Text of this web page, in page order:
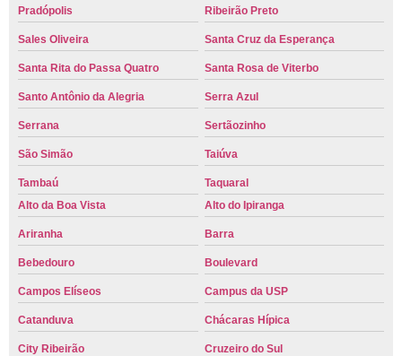
Pradópolis Ribeirão Preto
Sales Oliveira Santa Cruz da Esperança
Santa Rita do Passa Quatro Santa Rosa de Viterbo
Santo Antônio da Alegria Serra Azul
Serrana Sertãozinho
São Simão Taiúva
Tambaú
Taquaral
Alto da Boa Vista
Alto do Ipiranga
Ariranha Barra
Bebedouro Boulevard
Campos Elíseos Campus da USP
Catanduva Chácaras Hípica
City Ribeirão Cruzeiro do Sul